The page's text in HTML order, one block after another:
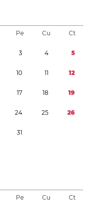
Pe Cu Ct
3 4 5
10 11 12
17 18 19
24 25 26
31
Pe Cu Ct